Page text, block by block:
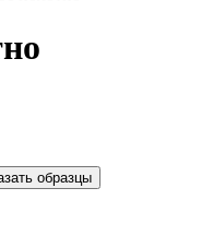
образцы